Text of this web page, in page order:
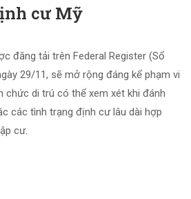
cư Mỹ
đăng tải trên Federal Register (Sổ
29/11, sẽ mở rộng đáng kể phạm vi
chức di trú có thể xem xét khi đánh
các tình trạng định cư lâu dài hợp
cư.